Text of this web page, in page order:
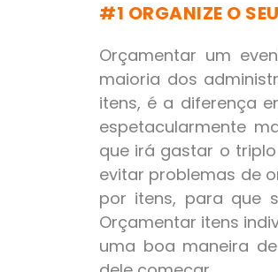
#1 ORGANIZE O
Orçamentar um
maioria dos
itens, é a diferença
espetacularmente
que irá gastar o
evitar problemas de
por itens, para que
Orçamentar itens
uma boa maneira